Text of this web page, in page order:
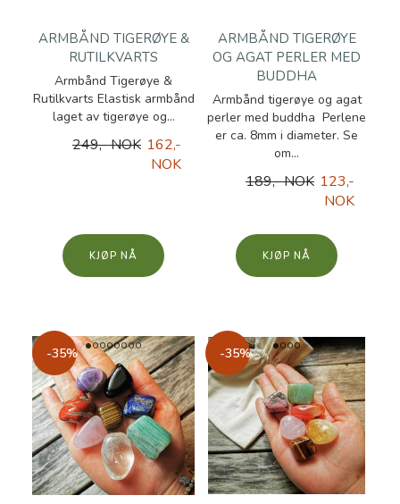
ARMBÅND TIGERØYE &
RUTILKVARTS
Armbånd Tigerøye &
Rutilkvarts Elastisk armbånd
laget av tigerøye og...
249,- NOK 162,-
NOK
KJØP
ARMBÅND TIGERØYE
OG AGAT PERLER MED
BUDDHA
Armbånd tigerøye og agat
perler med buddha Perlene
er ca. 8mm i diameter. Se
om...
189,- NOK 123,-
NOK
KJØP
-35% -35%